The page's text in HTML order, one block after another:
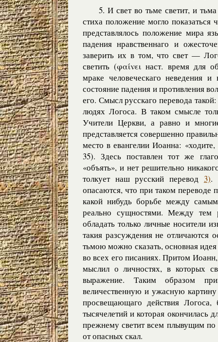
5. И свет во тьме светит, и
стиха положение могло показаться
представлялось положение мира
падения нравственнаго и
заверить их в том, что свет —
светить (φαίνει наст. время для
мраке человеческаго неведения
состояние падения и противления
его. Смысл русскаго перевода
людях Логоса. В таком смысле
Учители Церкви, а равно и
представляется совершенно
место в евангелии Иоанна:
35). Здесь поставлен тот же
«объять», и нет решительно
толкует наш русский перевод 3).
опасаются, что при таком переводе
какой нибудь борьбе между
реально сущностями. Между тем
обладать только личные носители
такия разсуждения не отличаются
тьмою можно сказать, основная
во всех его писаниях. Притом
мыслил о личностях, в которых
выражение. Таким образом
величественную и ужасную
просвещающаго действия Логоса,
тысячелетий и которая окончилась
прежнему светит всем плывущим
от опасных скал.